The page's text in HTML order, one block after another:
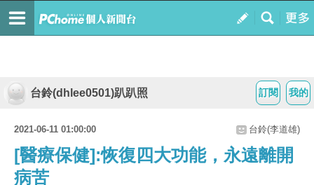
我的
訂閱
台鈴(dhlee0501)趴趴照
2021-06-11 01:00:00 台鈴(李道雄)
[醫療保健]:恢復四大功能，永遠離開
病苦